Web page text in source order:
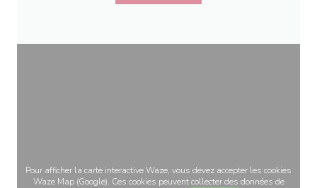
Pour afficher la carte interactive Waze, vous devez accepter les cookies
Waze Map (Google). Ces cookies peuvent collecter des données de